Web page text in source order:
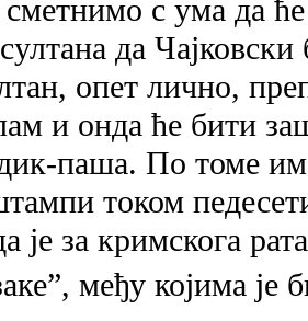
с ума да
да
опет лично,
и онда ће бити
паша. По томе
током
је за кримскога
међу којима